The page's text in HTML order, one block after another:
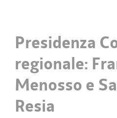
Presidenza
regionale:
Menosso e
Resia